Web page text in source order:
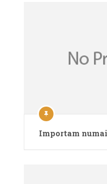
Importam